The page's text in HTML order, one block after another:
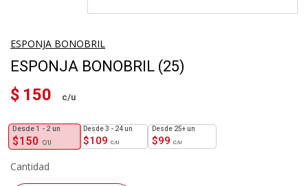
ESPONJA BONOBRIL
ESPONJA BONOBRIL (25)
$ 150
$150
1 - 2 un
$109
3 - 24 un
$99
25+ un
Cantidad